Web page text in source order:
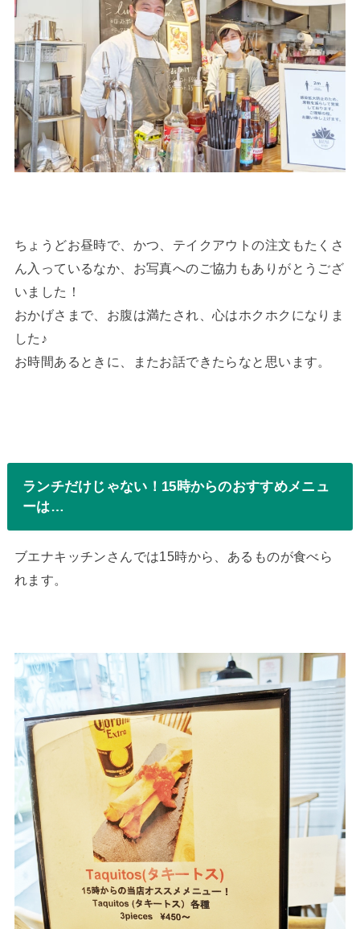
ちょうどお昼時で、かつ、テイクアウトの注文もたくさ
ん入っているなか、お写真へのご協力もありがとうござ
いました！
おかげさまで、お腹は満たされ、心はホクホクになりま
した♪
お時間あるときに、またお話できたらなと思います。
ランチだけじゃない！15時からのおすすめメニュ
ーは…
ブエナキッチンさんでは15時から、あるものが食べら
れます。